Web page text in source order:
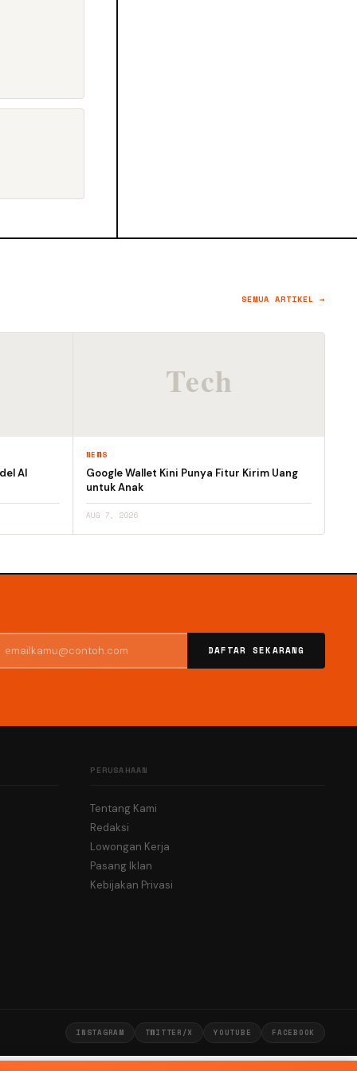
SEMUA ARTIKEL →
AI
NEWS
Google Wallet Kini Punya Fitur Kirim Uang
untuk Anak
AUG 7, 2026
DAFTAR SEKARANG
PERUSAHAAN
Tentang Kami
Redaksi
Lowongan Kerja
Pasang Iklan
Kebijakan Privasi
INSTAGRAM TWITTER/X YOUTUBE FACEBOOK